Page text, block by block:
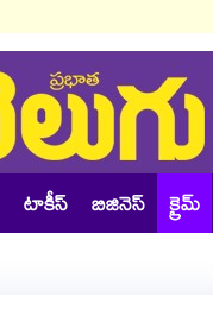
టాకీస్ బిజినెస్ క్రైమ్